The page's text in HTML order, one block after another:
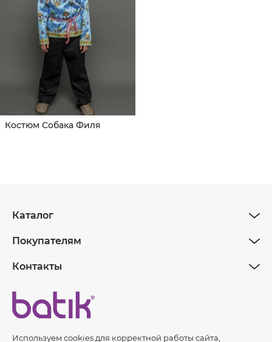
Костюм Собака Филя
Используем cookies для корректной работы сайта,
Каталог
Покупателям
Контакты